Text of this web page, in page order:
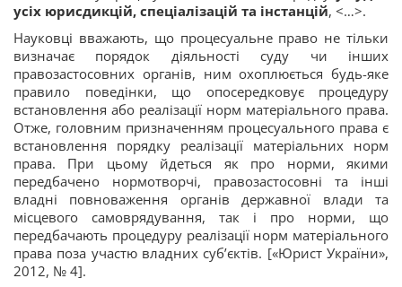
усіх юрисдикцій, спеціалізацій та інстанцій, <…>.
Науковці вважають, що процесуальне право не тільки
визначає порядок діяльності суду чи інших
правозастосовних органів, ним охоплюється будь-яке
правило поведінки, що опосередковує процедуру
встановлення або реалізації норм матеріального права.
Отже, головним призначенням процесуального права є
встановлення порядку реалізації матеріальних норм
права. При цьому йдеться як про норми, якими
передбачено нормотворчі, правозастосовні та інші
владні повноваження органів державної влади та
місцевого самоврядування, так і про норми, що
передбачають процедуру реалізації норм матеріального
права поза участю владних суб’єктів. [«Юрист України»,
2012, № 4].